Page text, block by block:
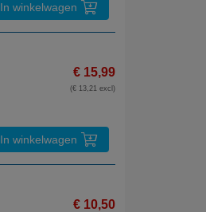
In winkelwagen
€ 15,99
(€ 13,21 excl)
In winkelwagen
€ 10,50